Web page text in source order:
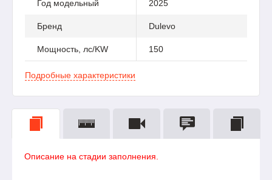
Год модельный 2025
Бренд Dulevo
Мощность, лс/KW 150
Подробные характеристики
Описание на стадии заполнения.